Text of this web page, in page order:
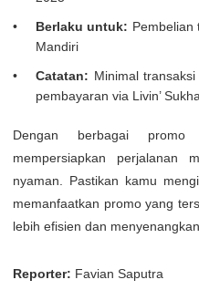
Berlaku untuk: Pembelian
Mandiri
Catatan: Minimal
pembayaran via Livin’
Dengan berbagai
mempersiapkan perjalanan
nyaman. Pastikan kamu
memanfaatkan promo yang
lebih efisien dan
Reporter: Favian Saputra